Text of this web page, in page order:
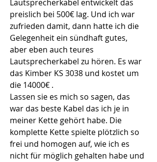
Lautsprecherkabel entwickelt das
preislich bei 500€ lag. Und ich war
zufrieden damit, dann hatte ich die
Gelegenheit ein sündhaft gutes,
aber eben auch teures
Lautsprecherkabel zu hören. Es war
das Kimber KS 3038 und kostet um
die 14000€ .
Lassen sie es mich so sagen, das
war das beste Kabel das ich je in
meiner Kette gehört habe. Die
komplette Kette spielte plötzlich so
frei und homogen auf, wie ich es
nicht für möglich gehalten habe und